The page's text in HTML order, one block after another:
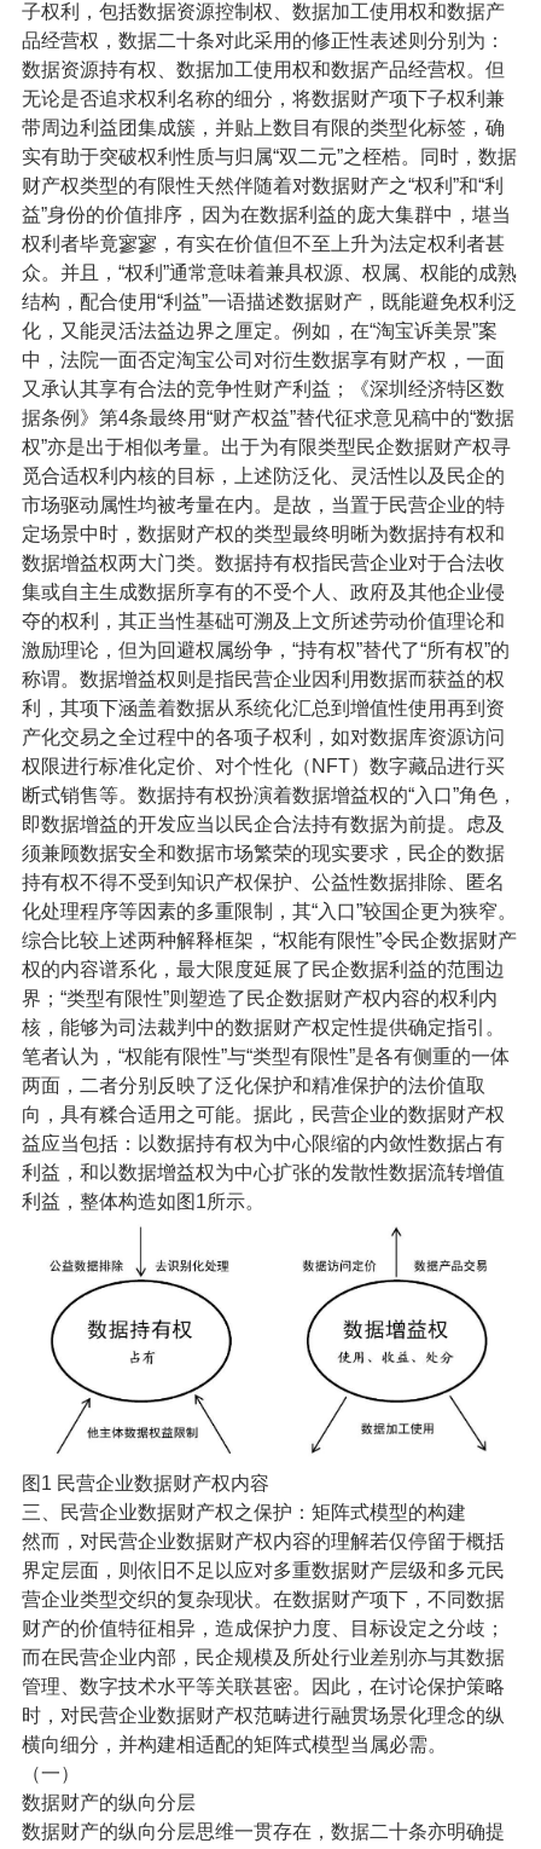
子权利，包括数据资源控制权、数据加工使用权和数据产
品经营权，数据二十条对此采用的修正性表述则分别为：
数据资源持有权、数据加工使用权和数据产品经营权。但
无论是否追求权利名称的细分，将数据财产项下子权利兼
带周边利益团集成簇，并贴上数目有限的类型化标签，确
实有助于突破权利性质与归属“双二元”之桎梏。同时，数据
财产权类型的有限性天然伴随着对数据财产之“权利”和“利
益”身份的价值排序，因为在数据利益的庞大集群中，堪当
权利者毕竟寥寥，有实在价值但不至上升为法定权利者甚
众。并且，“权利”通常意味着兼具权源、权属、权能的成熟
结构，配合使用“利益”一语描述数据财产，既能避免权利泛
化，又能灵活法益边界之厘定。例如，在“淘宝诉美景”案
中，法院一面否定淘宝公司对衍生数据享有财产权，一面
又承认其享有合法的竞争性财产利益；《深圳经济特区数
据条例》第4条最终用“财产权益”替代征求意见稿中的“数据
权”亦是出于相似考量。出于为有限类型民企数据财产权寻
觅合适权利内核的目标，上述防泛化、灵活性以及民企的
市场驱动属性均被考量在内。是故，当置于民营企业的特
定场景中时，数据财产权的类型最终明晰为数据持有权和
数据增益权两大门类。数据持有权指民营企业对于合法收
集或自主生成数据所享有的不受个人、政府及其他企业侵
夺的权利，其正当性基础可溯及上文所述劳动价值理论和
激励理论，但为回避权属纷争，“持有权”替代了“所有权”的
称谓。数据增益权则是指民营企业因利用数据而获益的权
利，其项下涵盖着数据从系统化汇总到增值性使用再到资
产化交易之全过程中的各项子权利，如对数据库资源访问
权限进行标准化定价、对个性化（NFT）数字藏品进行买
断式销售等。数据持有权扮演着数据增益权的“入口”角色，
即数据增益的开发应当以民企合法持有数据为前提。虑及
须兼顾数据安全和数据市场繁荣的现实要求，民企的数据
持有权不得不受到知识产权保护、公益性数据排除、匿名
化处理程序等因素的多重限制，其“入口”较国企更为狭窄。
综合比较上述两种解释框架，“权能有限性”令民企数据财产
权的内容谱系化，最大限度延展了民企数据利益的范围边
界；“类型有限性”则塑造了民企数据财产权内容的权利内
核，能够为司法裁判中的数据财产权定性提供确定指引。
笔者认为，“权能有限性”与“类型有限性”是各有侧重的一体
两面，二者分别反映了泛化保护和精准保护的法价值取
向，具有糅合适用之可能。据此，民营企业的数据财产权
益应当包括：以数据持有权为中心限缩的内敛性数据占有
利益，和以数据增益权为中心扩张的发散性数据流转增值
利益，整体构造如图1所示。
图1 民营企业数据财产权内容
三、民营企业数据财产权之保护：矩阵式模型的构建
然而，对民营企业数据财产权内容的理解若仅停留于概括
界定层面，则依旧不足以应对多重数据财产层级和多元民
营企业类型交织的复杂现状。在数据财产项下，不同数据
财产的价值特征相异，造成保护力度、目标设定之分歧；
而在民营企业内部，民企规模及所处行业差别亦与其数据
管理、数字技术水平等关联甚密。因此，在讨论保护策略
时，对民营企业数据财产权范畴进行融贯场景化理念的纵
横向细分，并构建相适配的矩阵式模型当属必需。
（一）
数据财产的纵向分层
数据财产的纵向分层思维一贯存在，数据二十条亦明确提